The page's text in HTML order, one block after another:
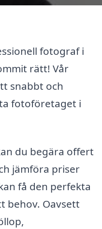
fotograf i
rätt! Vår
snabbt och
fotoföretaget i
du begära offert
jämföra priser
få den perfekta
behov. Oavsett